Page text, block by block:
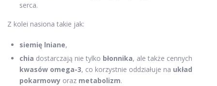
serca.
Z kolei nasiona takie jak:
siemię lniane,
chia dostarczają nie tylko błonnika, ale także cennych
kwasów omega-3, co korzystnie oddziałuje na układ
pokarmowy oraz metabolizm.